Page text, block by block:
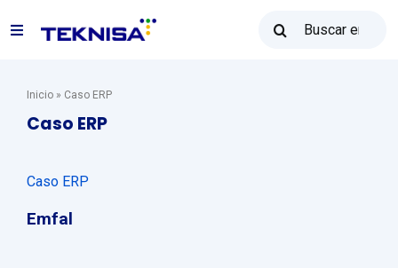
Alternar
Soluciones
Recursos
Inicio» Caso ERP
Caso ERP
Caso ERP
Emfal